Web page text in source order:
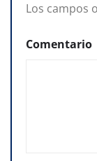
Los campos
Comentario